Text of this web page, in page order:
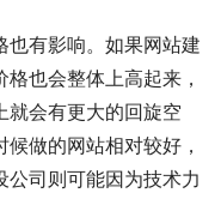
也有影响。如果网站建
也会整体上高起来，
就会有更大的回旋空
做的网站相对较好，
司则可能因为技术力